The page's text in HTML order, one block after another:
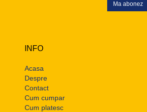
Ma abonez
INFO
Acasa
Despre
Contact
Cum cumpar
Cum platesc